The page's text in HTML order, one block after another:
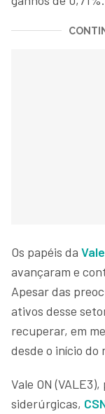
Os papéis da Vale
avançaram e
Apesar das
ativos desse
recuperar, em
desde o início do
Vale ON
siderúrgicas,